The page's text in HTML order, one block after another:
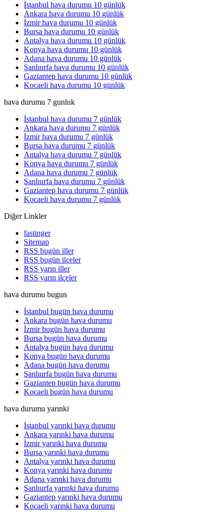
İstanbul hava durumu 10 günlük
Ankara hava durumu 10 günlük
İzmir hava durumu 10 günlük
Bursa hava durumu 10 günlük
Antalya hava durumu 10 günlük
Konya hava durumu 10 günlük
Adana hava durumu 10 günlük
Şanlıurfa hava durumu 10 günlük
Gaziantep hava durumu 10 günlük
Kocaeli hava durumu 10 günlük
hava durumu 7 gunluk
İstanbul hava durumu 7 günlük
Ankara hava durumu 7 günlük
İzmir hava durumu 7 günlük
Bursa hava durumu 7 günlük
Antalya hava durumu 7 günlük
Konya hava durumu 7 günlük
Adana hava durumu 7 günlük
Şanlıurfa hava durumu 7 günlük
Gaziantep hava durumu 7 günlük
Kocaeli hava durumu 7 günlük
Diğer Linkler
fastinger
Sitemap
RSS bugün iller
RSS bugün ilçeler
RSS yarın iller
RSS yarın ilçeler
hava durumu bugun
İstanbul bugün hava durumu
Ankara bugün hava durumu
İzmir bugün hava durumu
Bursa bugün hava durumu
Antalya bugün hava durumu
Konya bugün hava durumu
Adana bugün hava durumu
Şanlıurfa bugün hava durumu
Gaziantep bugün hava durumu
Kocaeli bugün hava durumu
hava durumu yarınki
İstanbul yarınki hava durumu
Ankara yarınki hava durumu
İzmir yarınki hava durumu
Bursa yarınki hava durumu
Antalya yarınki hava durumu
Konya yarınki hava durumu
Adana yarınki hava durumu
Şanlıurfa yarınki hava durumu
Gaziantep yarınki hava durumu
Kocaeli yarınki hava durumu